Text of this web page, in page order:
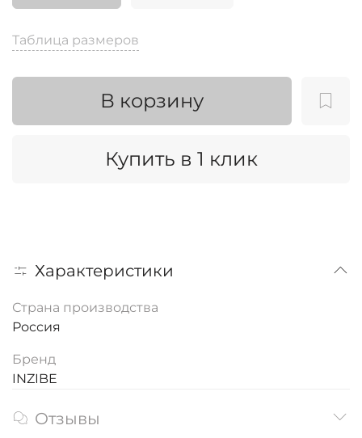
Таблица размеров
В корзину
Купить в 1 клик
Характеристики
Страна производства
Россия
Бренд
INZIBE
Отзывы